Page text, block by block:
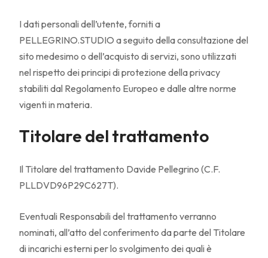
I dati personali dell’utente, forniti a
PELLEGRINO.STUDIO a seguito della consultazione del
sito medesimo o dell’acquisto di servizi, sono utilizzati
nel rispetto dei principi di protezione della privacy
stabiliti dal Regolamento Europeo e dalle altre norme
vigenti in materia.
Titolare del trattamento
Il Titolare del trattamento Davide Pellegrino (C.F.
PLLDVD96P29C627T).
Eventuali Responsabili del trattamento verranno
nominati, all’atto del conferimento da parte del Titolare
di incarichi esterni per lo svolgimento dei quali è